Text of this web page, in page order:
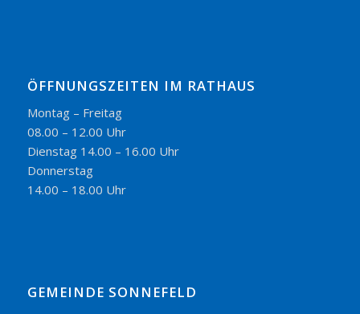
ÖFFNUNGSZEITEN IM RATHAUS
Montag – Freitag
08.00 – 12.00 Uhr
Dienstag 14.00 – 16.00 Uhr
Donnerstag
14.00 – 18.00 Uhr
GEMEINDE SONNEFELD